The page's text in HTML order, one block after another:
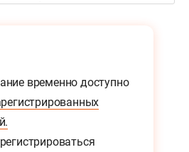
временно доступно